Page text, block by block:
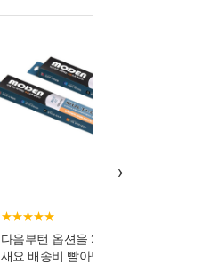
★★★★★
다음부턴 옵션을 2개로 해주
새요 배송비 빨아먹을 셈입
›